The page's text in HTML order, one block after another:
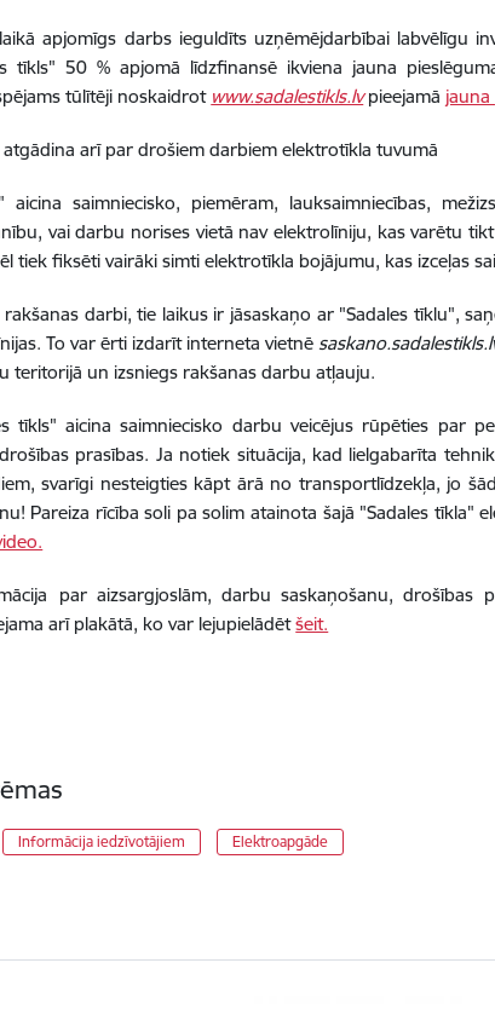
apjomīgs darbs ieguldīts uzņēmējdarbībai labvēlīgu
tīkls" 50 % apjomā līdzfinansē ikviena jauna
tūlītēji noskaidrot www.sadalestikls.lvpieejamā
atgādina arī par drošiem darbiem elektrotīkla tuvumā
aicina saimniecisko, piemēram, lauksaimniecības,
vai darbu norises vietā nav elektrolīniju, kas varētu
tiek fiksēti vairāki simti elektrotīkla bojājumu, kas izceļas
darbi, tie laikus ir jāsaskaņo ar "Sadales tīklu",
To var ērti izdarīt interneta vietnē
teritorijā un izsniegs rakšanas darbu atļauju.
tīkls" aicina saimniecisko darbu veicējus rūpēties par
prasības. Ja notiek situācija, kad lielgabarīta
svarīgi nesteigties kāpt ārā no transportlīdzekļa, jo
Pareiza rīcība soli pa solim atainota šajā "Sadales tīkla"
par aizsargjoslām, darbu saskaņošanu, drošības
arī plakātā, ko var lejupielādētšeit.
Informācija iedzīvotājiem Elektroapgāde